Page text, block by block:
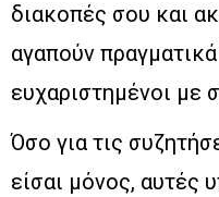
διακοπές σου και
αγαπούν πραγματικά
ευχαριστημένοι με
Όσο για τις
είσαι μόνος, αυτές